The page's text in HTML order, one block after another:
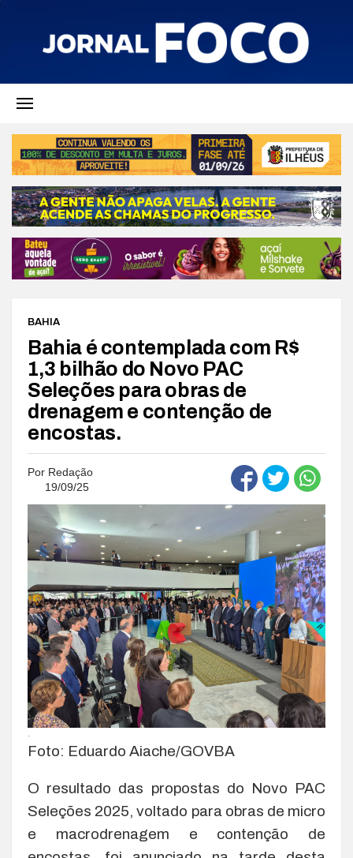
BAHIA
Bahia é contemplada com R$
1,3 bilhão do Novo PAC
Seleções para obras de
drenagem e contenção de
encostas.
Por Redação
19/09/25
.
Foto: Eduardo Aiache/GOVBA
O resultado das propostas do Novo PAC
Seleções 2025, voltado para obras de micro
e macrodrenagem e contenção de